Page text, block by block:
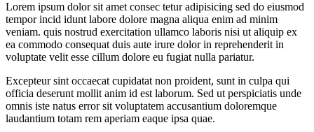
Lorem ipsum dolor sit amet consec tetur adipisicing sed do eiusmod
tempor incid idunt labore dolore magna aliqua enim ad minim
veniam. quis nostrud exercitation ullamco laboris nisi ut aliquip ex
ea commodo consequat duis aute irure dolor in reprehenderit in
voluptate velit esse cillum dolore eu fugiat nulla pariatur.
Excepteur sint occaecat cupidatat non proident, sunt in culpa qui
officia deserunt mollit anim id est laborum. Sed ut perspiciatis unde
omnis iste natus error sit voluptatem accusantium doloremque
laudantium totam rem aperiam eaque ipsa quae.